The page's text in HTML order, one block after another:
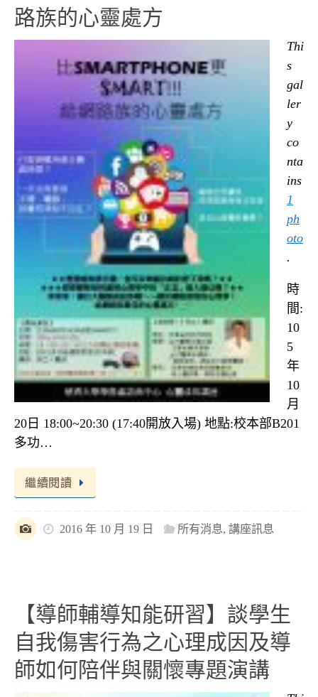
路族的心靈處方
Thi
s
gal
ler
y
co
nta
ins
1
ph
oto
.
時
間:
10
5
年
10
月
20日 18:00~20:30 (17:40開放入場) 地點:校本部B201
多功…
繼續閱讀
2016 年 10 月 19 日 所有消息,講座訊息
【導師輔導知能研習】談學生
自我傷害行為之心理成因及導
師如何陪伴與關懷專題演講